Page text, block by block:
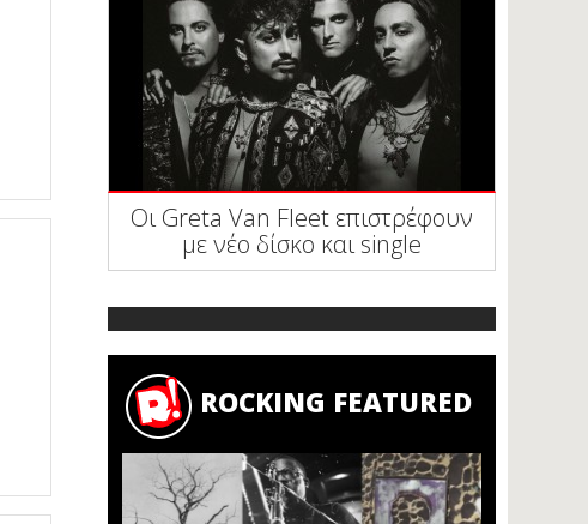
Οι Greta Van Fleet επιστρέφουν
με νέο δίσκο και single
ROCKING FEATURED